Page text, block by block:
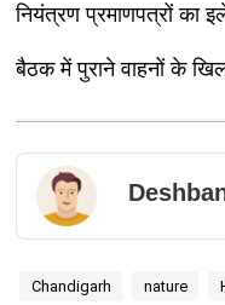
नियंत्रण प्रमाणपत्रों का
बैठक में पुराने वाहनों के
Chandigarh nature